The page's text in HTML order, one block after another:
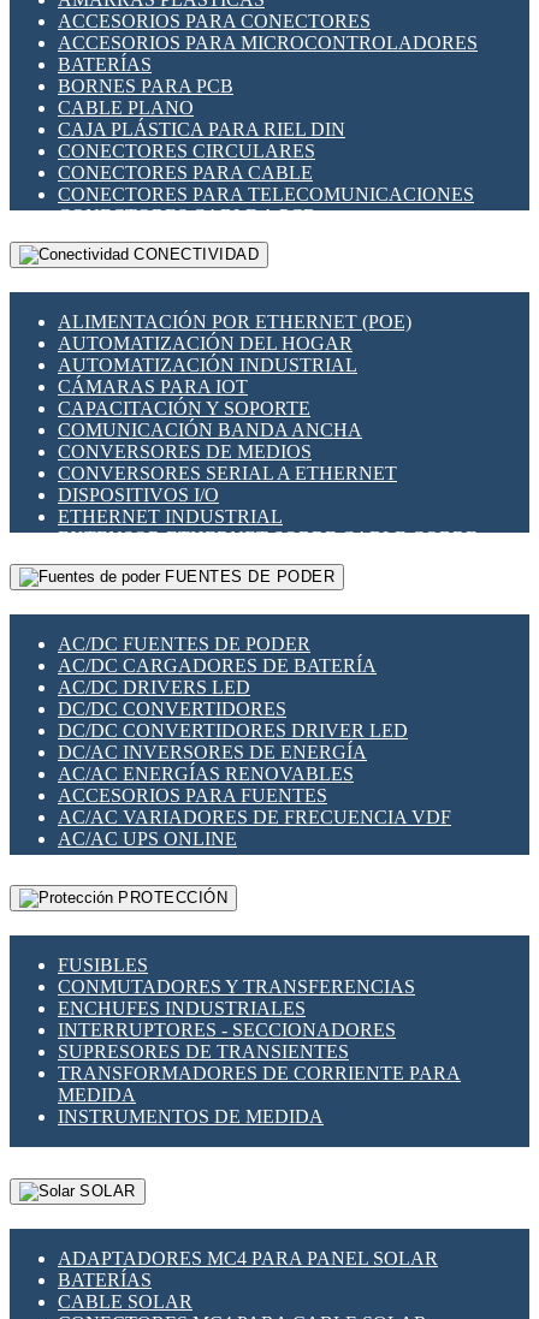
INDICADORES PARA PANEL
INTERFACES DE RELÉ
INTERRUPTORES FIN DE CARRERA
LLAVES CONMUTADORAS
MEDIDORES DE ENERGÍA Y TC'S DE CORRIENTE
MOTORES PASO A PASO
PANTALLAS HMI
PLC -CONTROLADORES LÓGICO PROGRAMABLES
PROGRAMADORES DE HORARIO
RELÉS DE PROTECCIÓN
SENSORES CAPACITIVOS
SENSORES INDUCTIVOS
TEMPORIZADORES
VARIACS
VARIADORES DE FRECUENCIA [VDF]
SECCIONADORES - INTERRUPTORES
MAQUINARIA
ACCESORIOS PARA CONECTORES
ACCESORIOS PARA MICROCONTROLADORES
BATERÍAS
BORNES PARA PCB
CABLE PLANO
CAJA PLÁSTICA PARA RIEL DIN
CONECTORES CIRCULARES
CONECTORES PARA CABLE
CONECTORES PARA TELECOMUNICACIONES
CONECTORES CABLE A PCB
CONECTORES PCB A CABLE
DIP SWITCHES
HERRAMIENTAS VARIAS
ILUMINACIÓN LED
INTERRUPTORES REED
INTERFACES DE RELÉ
OTROS RELÉS
PROTECCIÓN TÉRMICA
RELÉS AUTOMOTRICES
RELÉS DE SEÑAL
RELÉS DE ESTADO SÓLIDO SSR
RELÉS INDUSTRIALES
RELÉS MINIATURA DE POTENCIA
SENSORES MAGNÉTICOS
SWITCH Y MICROSWITCH
TARJETAS PI
UNIÓN Y DERIVACIÓN DE CABLE
CONECTIVIDAD
ALIMENTACIÓN POR ETHERNET (POE)
AUTOMATIZACIÓN DEL HOGAR
AUTOMATIZACIÓN INDUSTRIAL
CÁMARAS PARA IOT
CAPACITACIÓN Y SOPORTE
COMUNICACIÓN BANDA ANCHA
CONVERSORES DE MEDIOS
CONVERSORES SERIAL A ETHERNET
DISPOSITIVOS I/O
ETHERNET INDUSTRIAL
EXTENSOR ETHERNET SOBRE CABLE COBRE
GATEWAY LORAWAN
GESTIÓN DE REDES
PLACAS MODULARES IOT
SWITCHES Y REDES WIFI
SOLUCIONES IOT
SOLUCIONES LORAWAN
SOLUCIONES RED CELULAR
SEGURIDAD PARA REDES
SWITCHES LAN
TELEFONÍA IP (VOIP)
VIGILANCIA IP (CCTV)
MESHTASTIC
FUENTES DE PODER
AC/DC FUENTES DE PODER
AC/DC CARGADORES DE BATERÍA
AC/DC DRIVERS LED
DC/DC CONVERTIDORES
DC/DC CONVERTIDORES DRIVER LED
DC/AC INVERSORES DE ENERGÍA
AC/AC ENERGÍAS RENOVABLES
ACCESORIOS PARA FUENTES
AC/AC VARIADORES DE FRECUENCIA VDF
AC/AC UPS ONLINE
PROTECCIÓN
FUSIBLES
CONMUTADORES Y TRANSFERENCIAS
ENCHUFES INDUSTRIALES
INTERRUPTORES - SECCIONADORES
SUPRESORES DE TRANSIENTES
TRANSFORMADORES DE CORRIENTE PARA
MEDIDA
INSTRUMENTOS DE MEDIDA
SOLAR
ADAPTADORES MC4 PARA PANEL SOLAR
BATERÍAS
CABLE SOLAR